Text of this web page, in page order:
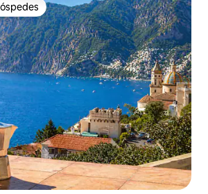
preferidos dos hóspedes